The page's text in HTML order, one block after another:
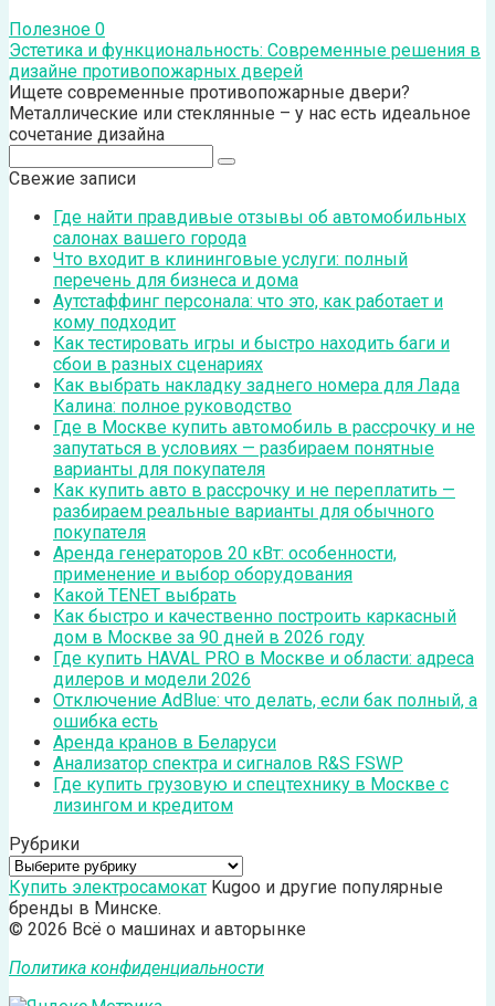
Полезное 0
Эстетика и функциональность: Современные решения в
дизайне противопожарных дверей
Ищете современные противопожарные двери?
Металлические или стеклянные – у нас есть идеальное
сочетание дизайна
Свежие записи
Где найти правдивые отзывы об автомобильных
салонах вашего города
Что входит в клининговые услуги: полный
перечень для бизнеса и дома
Аутстаффинг персонала: что это, как работает и
кому подходит
Как тестировать игры и быстро находить баги и
сбои в разных сценариях
Как выбрать накладку заднего номера для Лада
Калина: полное руководство
Где в Москве купить автомобиль в рассрочку и не
запутаться в условиях — разбираем понятные
варианты для покупателя
Как купить авто в рассрочку и не переплатить —
разбираем реальные варианты для обычного
покупателя
Аренда генераторов 20 кВт: особенности,
применение и выбор оборудования
Какой TENET выбрать
Как быстро и качественно построить каркасный
дом в Москве за 90 дней в 2026 году
Где купить HAVAL PRO в Москве и области: адреса
дилеров и модели 2026
Отключение AdBlue: что делать, если бак полный, а
ошибка есть
Аренда кранов в Беларуси
Анализатор спектра и сигналов R&S FSWP
Где купить грузовую и спецтехнику в Москве с
лизингом и кредитом
Рубрики
Рубрики
Купить электросамокат Kugoo и другие популярные
бренды в Минске.
© 2026 Всё о машинах и авторынке
Политика конфиденциальности